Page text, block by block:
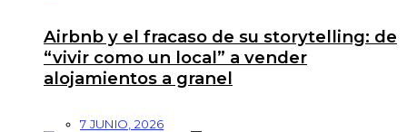
Airbnb y el fracaso de su storytelling: de
“vivir como un local” a vender
alojamientos a granel
7 JUNIO, 2026